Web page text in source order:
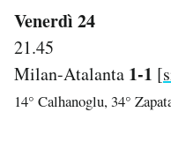
Venerdì 24
21.45
Milan-Atalanta 1-1 [
14° Calhanoglu, 34°